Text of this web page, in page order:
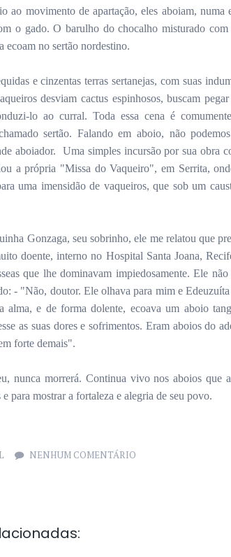
ao movimento de apartação, eles aboiam, numa
o gado. O barulho do chocalho misturado
ecoam no sertão nordestino.
e cinzentas terras sertanejas, com suas
desviam cactus espinhosos, buscam
lo ao curral. Toda essa cena é
sertão. Falando em aboio, não
aboiador. Uma simples incursão por sua obra
a própria "Missa do Vaqueiro", em Serrita,
uma imensidão de vaqueiros, que sob um
Gonzaga, seu sobrinho, ele me relatou que
doente, interno no Hospital Santa Joana,
que lhe dominavam impiedosamente. Ele
- "Não, doutor. Ele olhava para mim e
alma, e de forma dolente, ecoava um aboio
as suas dores e sofrimentos. Eram aboios do
forte demais".
nunca morrerá. Continua vivo nos aboios que
para mostrar a fortaleza e alegria de seu povo.
NENHUM COMENTÁRIO